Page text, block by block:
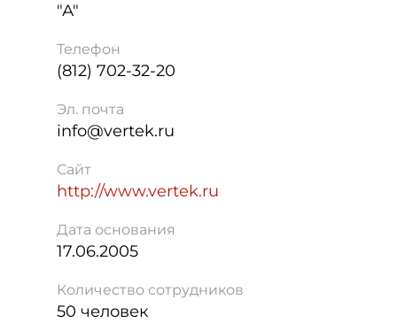
"А"
Телефон
(812) 702-32-20
Эл. почта
info@vertek.ru
Сайт
http://www.vertek.ru
Дата основания
17.06.2005
Количество сотрудников
50 человек